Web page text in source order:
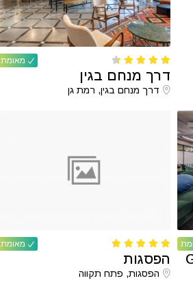
מאומת
דרך מנחם בגין
דרך מנחם בגין, רמת גן
מאומת
הפסגות
הפסגות, פתח תקווה